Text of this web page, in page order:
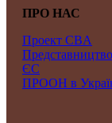
ПРО НАС
Проект CBA
Представництво
ЄС
ПРООН в